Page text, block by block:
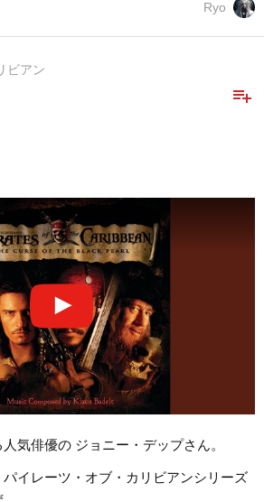
Ryo
ビアン
playlist_add
気俳優の ジョニー・デップさん。
イレーツ・オブ・カリビアンシリーズ